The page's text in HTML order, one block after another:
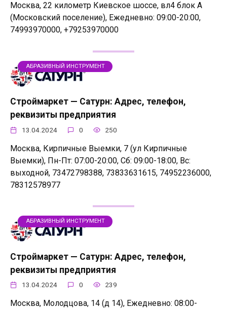
Москва, 22 километр Киевское шоссе, вл4 блок А
(Московский поселение), Ежедневно: 09:00-20:00,
74993970000, +79253970000
АБРАЗИВНЫЙ ИНСТРУМЕНТ
Строймаркет — Сатурн: Адрес, телефон,
реквизиты предприятия
13.04.2024 0 250
Москва, Кирпичные Выемки, 7 (ул Кирпичные
Выемки), Пн-Пт: 07:00-20:00, Сб: 09:00-18:00, Вс:
выходной, 73472798388, 73833631615, 74952236000,
78312578977
АБРАЗИВНЫЙ ИНСТРУМЕНТ
Строймаркет — Сатурн: Адрес, телефон,
реквизиты предприятия
13.04.2024 0 239
Москва, Молодцова, 14 (д 14), Ежедневно: 08:00-